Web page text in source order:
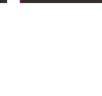
הרב תחומית